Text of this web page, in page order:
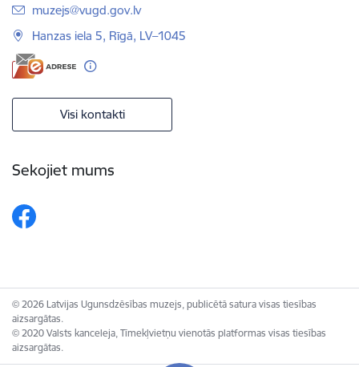
E-pasts:
muzejs@vugd.gov.lv
Hanzas iela 5, Rīgā, LV–1045
Visi kontakti
Sekojiet mums
© 2026 Latvijas Ugunsdzēsības muzejs, publicētā satura visas tiesības
aizsargātas.
© 2020 Valsts kanceleja, Tīmekļvietņu vienotās platformas visas tiesības
aizsargātas.